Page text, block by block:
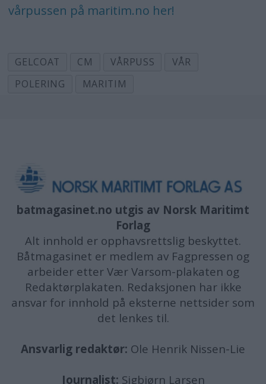
vårpussen på maritim.no her!
GELCOAT CM VÅRPUSS
VÅR
POLERING
MARITIM
batmagasinet.no utgis av Norsk Maritimt
Forlag
Alt innhold er opphavsrettslig beskyttet.
Båtmagasinet er medlem av Fagpressen og
arbeider etter Vær Varsom-plakaten og
Redaktørplakaten. Redaksjonen har ikke
ansvar for innhold på eksterne nettsider som
det lenkes til.
Ansvarlig redaktør: Ole Henrik Nissen-Lie
Journalist: Sigbjørn Larsen